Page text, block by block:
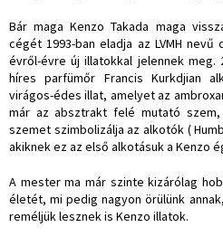
Bár maga Kenzo Takada maga
cégét 1993-ban eladja az LVMH
évről-évre új illatokkal jelennek meg.
híres parfümőr Francis Kurkdjian
virágos-édes illat, amelyet az
már az absztrakt felé mutató
szemet szimbolizálja az alkotók (
akiknek ez az első alkotásuk a Kenzo
A mester ma már szinte kizárólag
életét, mi pedig nagyon örülünk
reméljük lesznek is Kenzo illatok.